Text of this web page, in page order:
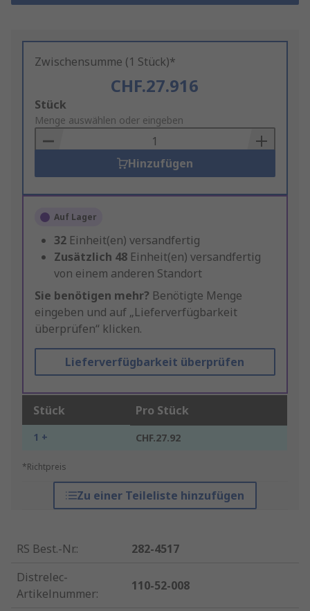
Zwischensumme (1 Stück)*
CHF.27.916
Add
to
Basket
Stück
Menge auswählen oder eingeben
Hinzufügen
Auf Lager
32 Einheit(en) versandfertig
Zusätzlich 48 Einheit(en) versandfertig
von einem anderen Standort
Sie benötigen mehr? Benötigte Menge
eingeben und auf „Lieferverfügbarkeit
überprüfen“ klicken.
Lieferverfügbarkeit überprüfen
Stück Pro Stück
1 + CHF.27.92
*Richtpreis
Zu einer Teileliste hinzufügen
RS Best.-Nr.:
282-4517
Distrelec-
Artikelnummer:
110-52-008